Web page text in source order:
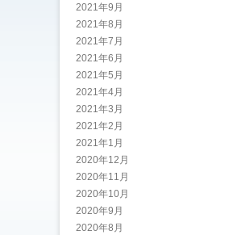
2021年9月
2021年8月
2021年7月
2021年6月
2021年5月
2021年4月
2021年3月
2021年2月
2021年1月
2020年12月
2020年11月
2020年10月
2020年9月
2020年8月